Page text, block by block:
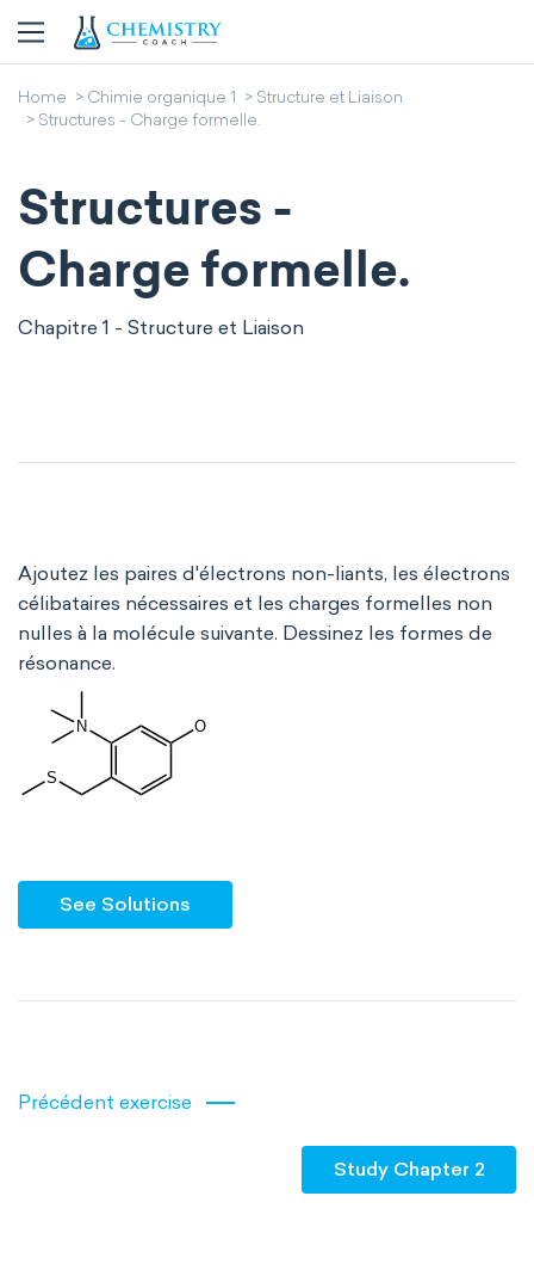
Home Chimie organique 1
Structure et Liaison
Structures - Charge formelle.
Structures -
Charge formelle.
Chapitre 1 - Structure et Liaison
Ajoutez les paires d'électrons non-liants, les électrons
célibataires nécessaires et les charges formelles non
nulles à la molécule suivante. Dessinez les formes de
résonance.
See Solutions
Précédent exercise
Study Chapter 2